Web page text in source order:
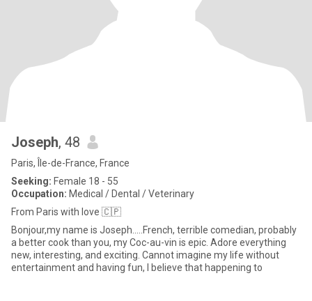
Joseph, 48
Paris, Île-de-France, France
Seeking: Female 18 - 55
Occupation: Medical / Dental / Veterinary
From Paris with love 🇨🇵
Bonjour,my name is Joseph.....French, terrible comedian, probably
a better cook than you, my Coc-au-vin is epic. Adore everything
new, interesting, and exciting. Cannot imagine my life without
entertainment and having fun, I believe that happening to